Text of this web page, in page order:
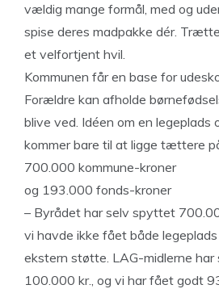
vældig mange formål, med og
spise deres madpakke dér.
et velfortjent hvil.
Kommunen får en base for
Forældre kan afholde
blive ved. Idéen om en legeplads
kommer bare til at ligge tættere
700.000 kommune-kroner
og 193.000 fonds-kroner
– Byrådet har selv spyttet
vi havde ikke fået både
ekstern støtte. LAG-midlerne
100.000 kr., og vi har fået godt